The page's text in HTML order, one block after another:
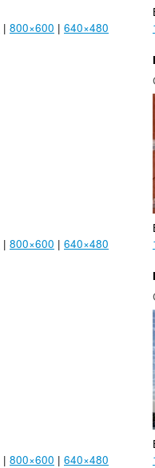
| 800×600 | 640×480
| 800×600 | 640×480
| 800×600 | 640×480